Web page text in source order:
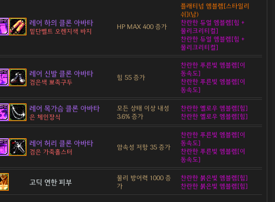
레어 하의 클론 아바타
밑단벨트 오렌지색 바지
HP MAX 400 증가
플래티넘 엠블렘[스타일리
쉬](남)
찬란한 듀얼 엠블렘[힘 +
물리크리티컬]
찬란한 듀얼 엠블렘[힘 +
물리크리티컬]
레어 신발 클론 아바타
검은색 뾰족구두
힘 55 증가
찬란한 푸른빛 엠블렘[이
동속도]
찬란한 푸른빛 엠블렘[이
동속도]
레어 목가슴 클론 아바타
은 체인장식
모든 상태 이상 내성
3.6% 증가
찬란한 옐로우 엠블렘[힘]
찬란한 옐로우 엠블렘[힘]
레어 허리 클론 아바타
검은 가죽홀스터
암속성 저항 35 증가
찬란한 푸른빛 엠블렘[이
동속도]
찬란한 푸른빛 엠블렘[이
동속도]
고딕 연한 피부
물리 방어력 1000 증
가
찬란한 붉은빛 엠블렘[힘]
찬란한 붉은빛 엠블렘[힘]